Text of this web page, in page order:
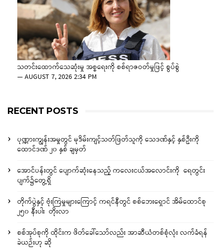
သတင်းထောက်သေဆုံးမှု အစ္စရေးကို စစ်ရာဇဝတ်မှုဖြင့် စွပ်စွဲ
—AUGUST 7, 2026 2:34 PM
RECENT POSTS
ပုဏ္ဏားကျွန်းအမှုတွင် မုဒိမ်းကျင့်သတ်ဖြတ်သူကို သေဒဏ်နှင့် နှစ်ဦးကို
ထောင်ဒဏ် ၂၀ နှစ် ချမှတ်
အောင်ပန်းတွင် ပျောက်ဆုံးနေသည့် ကလေးငယ်အလောင်းကို ရေတွင်း
ပျက်၌တွေ့ရှိ
တိုက်ပွဲနှင့် ဗုံးကြဲမှုများကြောင့် ကရင်နီတွင် စစ်ဘေးရှောင် အိမ်ထောင်စု
၂၅၀ နီးပါး တိုးလာ
စစ်အုပ်စုကို ထိုင်းက ဖိတ်ခေါ်သော်လည်း အာဆီယံတစ်စုံလုံး လက်ခံရန်
ခဲယဉ်းဟု ဆို